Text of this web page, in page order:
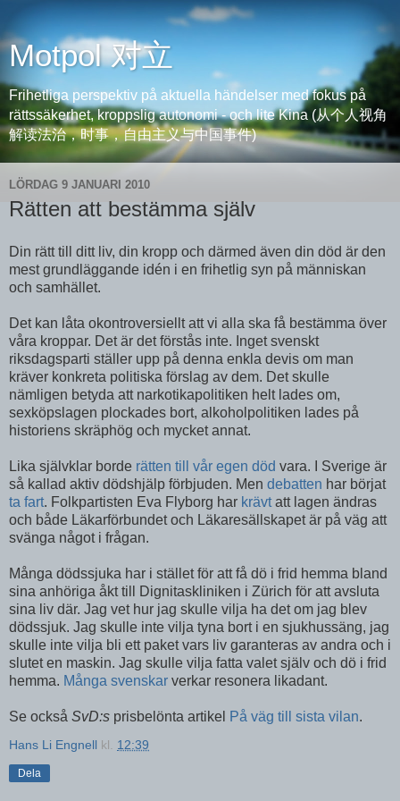
Motpol 对立
Frihetliga perspektiv på aktuella händelser med fokus på
rättssäkerhet, kroppslig autonomi - och lite Kina (从个人视角
解读法治，时事，自由主义与中国事件)
LÖRDAG 9 JANUARI 2010
Rätten att bestämma själv
Din rätt till ditt liv, din kropp och därmed även din död är den
mest grundläggande idén i en frihetlig syn på människan
och samhället.
Det kan låta okontroversiellt att vi alla ska få bestämma över
våra kroppar. Det är det förstås inte. Inget svenskt
riksdagsparti ställer upp på denna enkla devis om man
kräver konkreta politiska förslag av dem. Det skulle
nämligen betyda att narkotikapolitiken helt lades om,
sexköpslagen plockades bort, alkoholpolitiken lades på
historiens skräphög och mycket annat.
Lika självklar borde rätten till vår egen död vara. I Sverige är
så kallad aktiv dödshjälp förbjuden. Men debatten har börjat
ta fart. Folkpartisten Eva Flyborg har krävtatt lagen ändras
och både Läkarförbundet och Läkaresällskapet är på väg att
svänga något i frågan.
Många dödssjuka har i stället för att få dö i frid hemma bland
sina anhöriga åkt till Dignitaskliniken i Zürich för att avsluta
sina liv där. Jag vet hur jag skulle vilja ha det om jag blev
dödssjuk. Jag skulle inte vilja tyna bort i en sjukhussäng, jag
skulle inte vilja bli ett paket vars liv garanteras av andra och i
slutet en maskin. Jag skulle vilja fatta valet själv och dö i frid
hemma. Många svenskar verkar resonera likadant.
Se också SvD:s prisbelönta artikel På väg till sista vilan.
Hans Li Engnell kl. 12:39
Dela